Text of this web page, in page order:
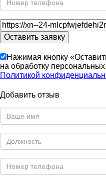
Нажимая кнопку
на обработку
Политикой
Добавить отзыв